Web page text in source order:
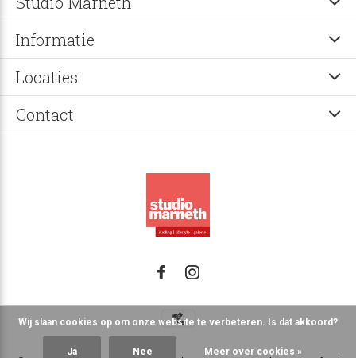
Informatie
Locaties
Contact
Wij slaan cookies op om onze website te verbeteren. Is dat akkoord?
Ja Nee Meer over cookies »